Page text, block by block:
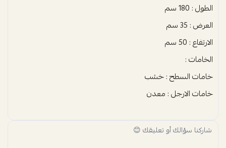
الطول : 180 سم
العرض : 35 سم
الارتفاع : 50 سم
الخامات :
خامات السطح : خشب
خامات الارجل : معدن